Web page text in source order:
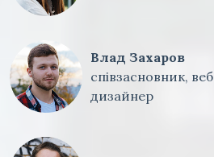
Влад Захаров
співзасновник,
дизайнер